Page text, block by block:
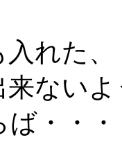
れた、
ない
・・・